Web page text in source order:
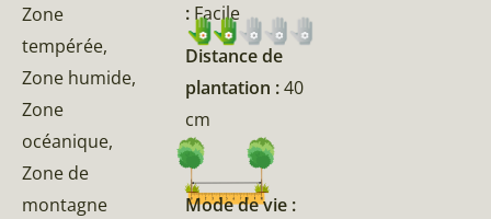
Zone
tempérée,
Zone humide,
Zone
océanique,
Zone de
montagne
: Facile
Distance de
plantation :40
cm
Mode de vie :